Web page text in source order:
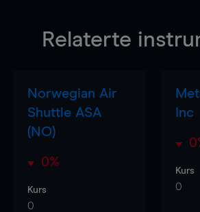
Relaterte
Norwegian Air
Shuttle ASA
(NO)
0%
Kurs
0
Inc
Kurs
0